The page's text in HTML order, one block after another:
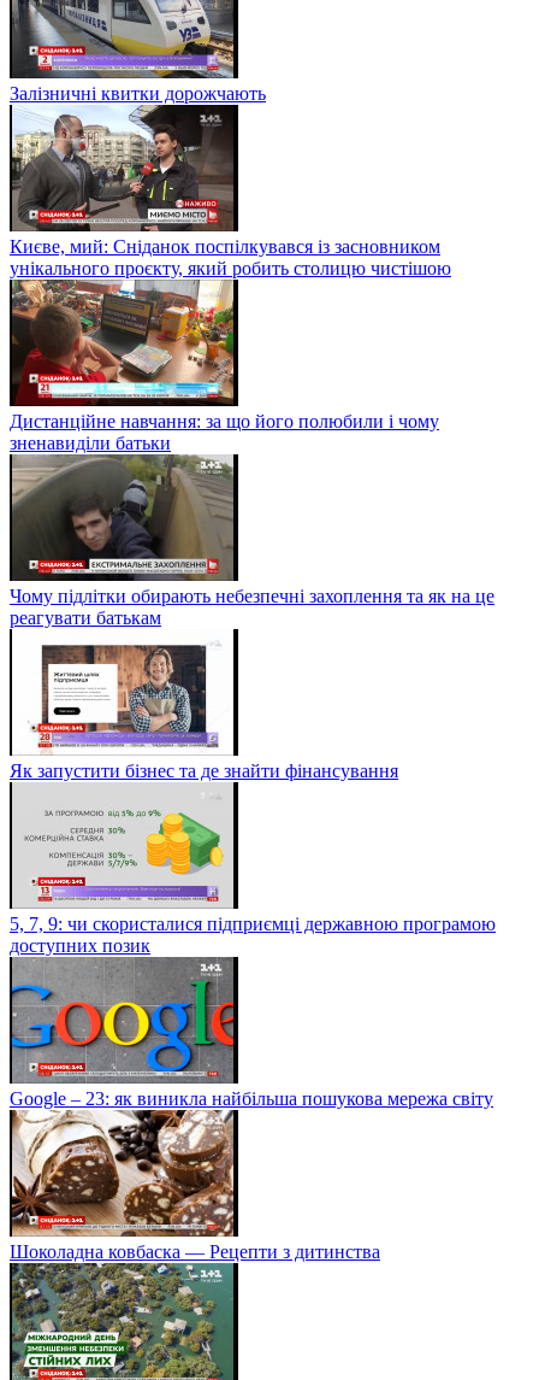
Залізничні квитки дорожчають
Києве, мий: Сніданок поспілкувався із засновником
унікального проєкту, який робить столицю чистішою
Дистанційне навчання: за що його полюбили і чому
зненавиділи батьки
Чому підлітки обирають небезпечні захоплення та як на це
реагувати батькам
Як запустити бізнес та де знайти фінансування
5, 7, 9: чи скористалися підприємці державною програмою
доступних позик
Google – 23: як виникла найбільша пошукова мережа світу
Шоколадна ковбаска — Рецепти з дитинства